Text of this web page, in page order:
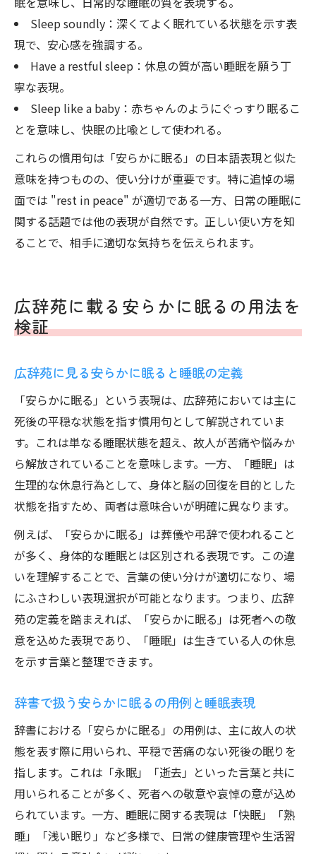
Sleep soundly：深くてよく眠れている状態を示す表
現で、安心感を強調する。
Have a restful sleep：休息の質が高い睡眠を願う丁
寧な表現。
Sleep like a baby：赤ちゃんのようにぐっすり眠るこ
とを意味し、快眠の比喩として使われる。
これらの慣用句は「安らかに眠る」の日本語表現と似た
意味を持つものの、使い分けが重要です。特に追悼の場
面では "rest in peace" が適切である一方、日常の睡眠に
関する話題では他の表現が自然です。正しい使い方を知
ることで、相手に適切な気持ちを伝えられます。
広辞苑に載る安らかに眠るの用法を
検証
広辞苑に見る安らかに眠ると睡眠の定義
「安らかに眠る」という表現は、広辞苑においては主に
死後の平穏な状態を指す慣用句として解説されていま
す。これは単なる睡眠状態を超え、故人が苦痛や悩みか
ら解放されていることを意味します。一方、「睡眠」は
生理的な休息行為として、身体と脳の回復を目的とした
状態を指すため、両者は意味合いが明確に異なります。
例えば、「安らかに眠る」は葬儀や弔辞で使われること
が多く、身体的な睡眠とは区別される表現です。この違
いを理解することで、言葉の使い分けが適切になり、場
にふさわしい表現選択が可能となります。つまり、広辞
苑の定義を踏まえれば、「安らかに眠る」は死者への敬
意を込めた表現であり、「睡眠」は生きている人の休息
を示す言葉と整理できます。
辞書で扱う安らかに眠るの用例と睡眠表現
辞書における「安らかに眠る」の用例は、主に故人の状
態を表す際に用いられ、平穏で苦痛のない死後の眠りを
指します。これは「永眠」「逝去」といった言葉と共に
用いられることが多く、死者への敬意や哀悼の意が込め
られています。一方、睡眠に関する表現は「快眠」「熟
睡」「浅い眠り」など多様で、日常の健康管理や生活習